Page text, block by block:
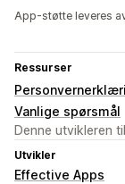
App-støtte leveres
Ressurser
Vanlige spørsmål
Denne utvikleren
Utvikler
Effective Apps